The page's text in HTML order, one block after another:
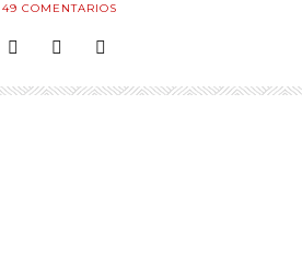
49 COMENTARIOS